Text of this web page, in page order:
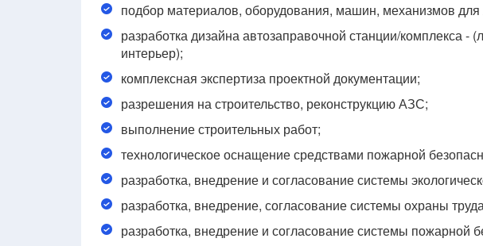
подбор материалов, оборудования, машин, механизмов
разработка дизайна автозаправочной станции/комплекса -
интерьер);
комплексная экспертиза проектной документации;
разрешения на строительство, реконструкцию АЗС;
выполнение строительных работ;
технологическое оснащение средствами пожарной
разработка, внедрение и согласование системы
разработка, внедрение, согласование системы охраны
разработка, внедрение и согласование системы пожарной